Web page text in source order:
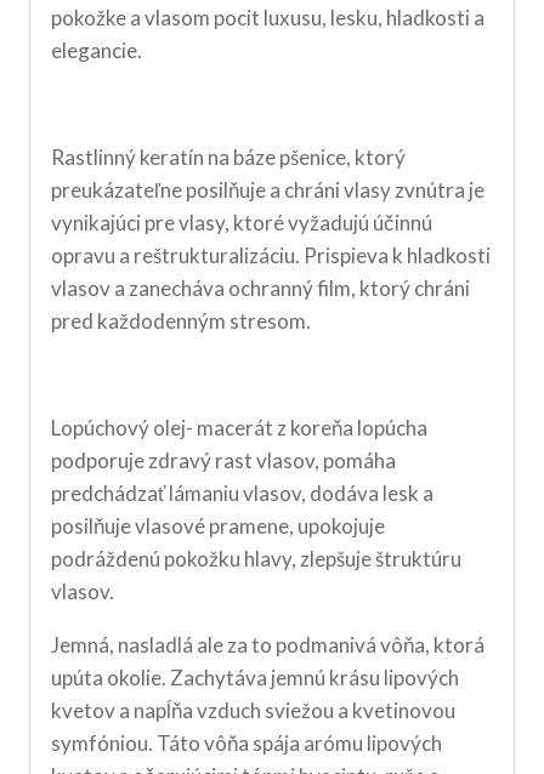
pokožke a vlasom pocit luxusu, lesku, hladkosti a
elegancie.
Rastlinný keratín na báze pšenice, ktorý
preukázateľne posilňuje a chráni vlasy zvnútra je
vynikajúci pre vlasy, ktoré vyžadujú účinnú
opravu a reštrukturalizáciu. Prispieva k hladkosti
vlasov a zanecháva ochranný film, ktorý chráni
pred každodenným stresom.
Lopúchový olej- macerát z koreňa lopúcha
podporuje zdravý rast vlasov, pomáha
predchádzať lámaniu vlasov, dodáva lesk a
posilňuje vlasové pramene, upokojuje
podráždenú pokožku hlavy, zlepšuje štruktúru
vlasov.
Jemná, nasladlá ale za to podmanivá vôňa, ktorá
upúta okolie. Zachytáva jemnú krásu lipových
kvetov a napĺňa vzduch sviežou a kvetinovou
symfóniou. Táto vôňa spája arómu lipových